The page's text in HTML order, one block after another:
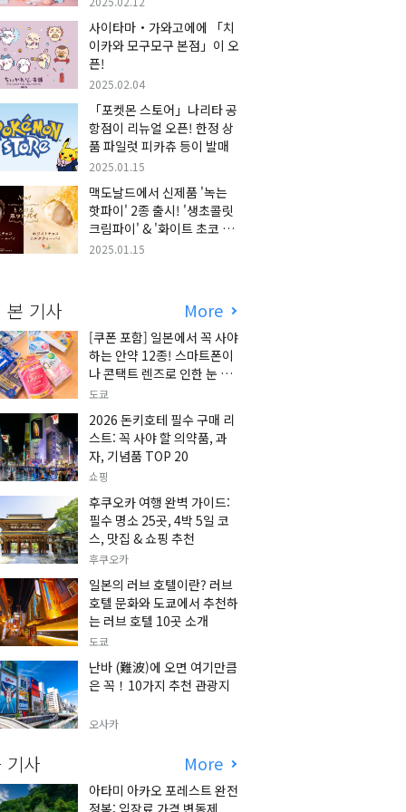
사이타마・가와고에에 「치
이카와 모구모구 본점」이 오
픈!
2025.02.04
「포켓몬 스토어」나리타 공
항점이 리뉴얼 오픈! 한정 상
품 파일럿 피카츄 등이 발매
2025.01.15
맥도날드에서 신제품 '녹는
핫파이' 2종 출시! '생초콜릿
크림파이' & '화이트 초코 밀
크티 파이' 출시!
2025.01.15
본 기사 More
[쿠폰 포함] 일본에서 꼭 사야
하는 안약 12종! 스마트폰이
나 콘택트 렌즈로 인한 눈 피
로에 최적!
도쿄
2026 돈키호테 필수 구매 리
스트: 꼭 사야 할 의약품, 과
자, 기념품 TOP 20
쇼핑
후쿠오카 여행 완벽 가이드:
필수 명소 25곳, 4박 5일 코
스, 맛집 & 쇼핑 추천
후쿠오카
일본의 러브 호텔이란? 러브
호텔 문화와 도쿄에서 추천하
는 러브 호텔 10곳 소개
도쿄
난바 (難波)에 오면 여기만큼
은 꼭！10가지 추천 관광지
오사카
기사 More
아타미 아카오 포레스트 완전
정복: 입장료 가격 변동제,